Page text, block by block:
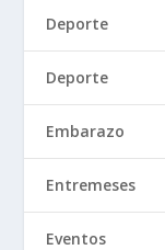
Deporte
Deporte
Embarazo
Entremeses
Eventos